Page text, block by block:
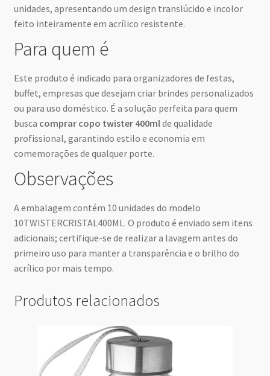
unidades, apresentando um design translúcido e incolor
feito inteiramente em acrílico resistente.
Para quem é
Este produto é indicado para organizadores de festas,
buffet, empresas que desejam criar brindes personalizados
ou para uso doméstico. É a solução perfeita para quem
busca comprar copo twister 400mlde qualidade
profissional, garantindo estilo e economia em
comemorações de qualquer porte.
Observações
A embalagem contém 10 unidades do modelo
10TWISTERCRISTAL400ML. O produto é enviado sem itens
adicionais; certifique-se de realizar a lavagem antes do
primeiro uso para manter a transparência e o brilho do
acrílico por mais tempo.
Produtos relacionados